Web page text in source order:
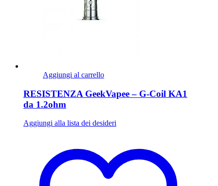
Aggiungi al carrello
RESISTENZA GeekVapee – G-Coil KA1
da 1.2ohm
Aggiungi alla lista dei desideri